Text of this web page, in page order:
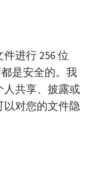
进行 256 位
是安全的。我
人共享、披露或
以对您的文件隐